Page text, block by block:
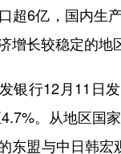
6亿，国内生产
增长较稳定的地
行12月11日发
。从地区国
东盟与中日韩宏